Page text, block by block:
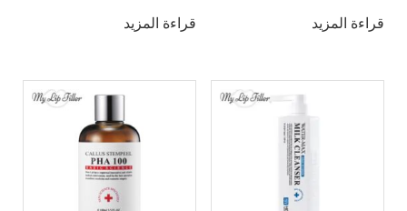
قراءة المزيد قراءة المزيد
سونيكوس
الشركات المصنعة